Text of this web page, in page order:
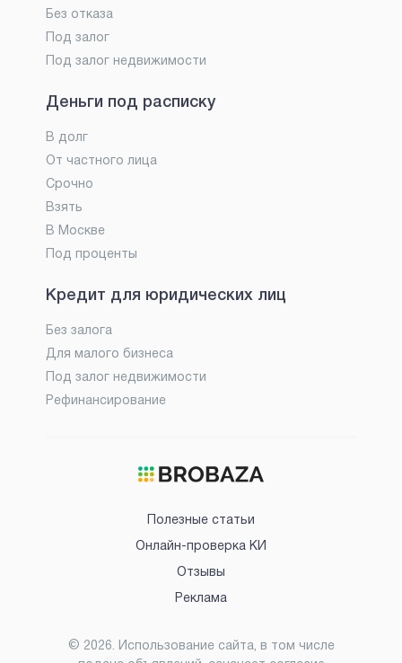
Без отказа
Под залог
Под залог недвижимости
Деньги под расписку
В долг
От частного лица
Срочно
Взять
В Москве
Под проценты
Кредит для юридических лиц
Без залога
Для малого бизнеса
Под залог недвижимости
Рефинансирование
Полезные статьи
Онлайн-проверка КИ
Отзывы
Реклама
© 2026. Использование сайта, в том числе